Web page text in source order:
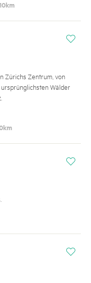
i
Zürichs Zentrum, von
Wälder
i
i